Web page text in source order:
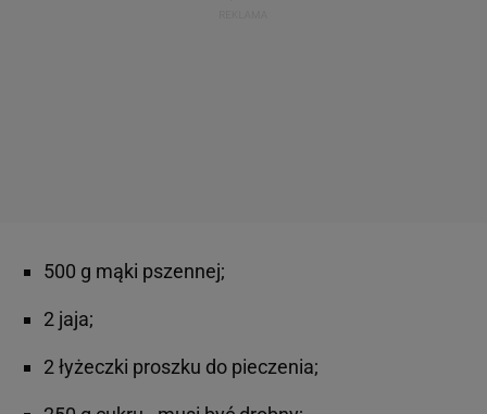
500 g mąki pszennej;
2 jaja;
2 łyżeczki proszku do pieczenia;